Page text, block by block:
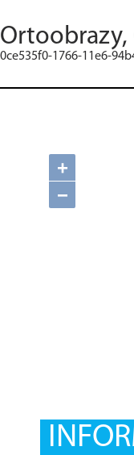
Ortoobrazy,
0ce535f0-1766-11e6-
+
−